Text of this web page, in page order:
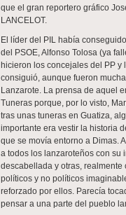
que el gran reportero gráfico
LANCELOT.
El líder del PIL había
del PSOE, Alfonso Tolosa (ya
hicieron los concejales del PP y
consiguió, aunque fueron
Lanzarote. La prensa de aquel
Tuneras porque, por lo visto,
tras unas tuneras en Guatiza,
importante era vestir la historia
que se movía entorno a Dimas.
a todos los lanzaroteños con su
descabellada y otras,
políticos y no políticos
reforzado por ellos. Parecía
pensar a una parte del pueblo